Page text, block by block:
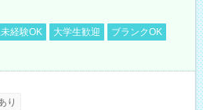
経験OK 大学生歓迎
ブランクOK
り